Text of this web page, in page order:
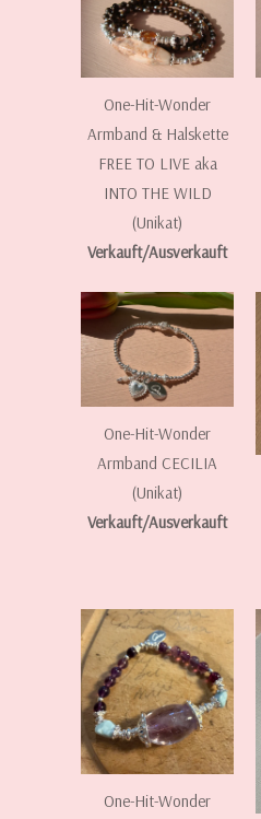
One-Hit-Wonder
Armband & Halskette
FREE TO LIVE aka
INTO THE WILD
(Unikat)
Verkauft/Ausverkauft
One-Hit-Wonder
Armband CECILIA
(Unikat)
Verkauft/Ausverkauft
One-Hit-Wonder